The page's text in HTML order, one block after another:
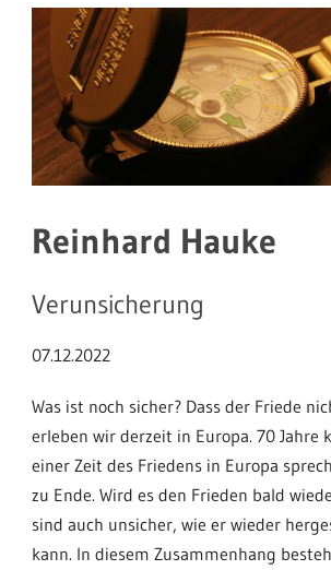
Reinhard Hauke
Verunsicherung
07.12.2022
Was ist noch sicher? Dass der Friede
erleben wir derzeit in Europa. 70 Jahre
einer Zeit des Friedens in Europa
zu Ende. Wird es den Frieden bald
sind auch unsicher, wie er wieder
kann. In diesem Zusammenhang